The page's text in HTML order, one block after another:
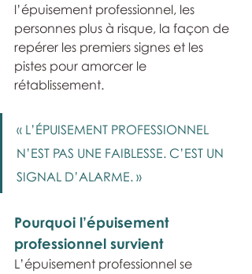
l’épuisement professionnel, les
personnes plus à risque, la façon de
repérer les premiers signes et les
pistes pour amorcer le
rétablissement.
« L’ÉPUISEMENT PROFESSIONNEL
N’EST PAS UNE FAIBLESSE. C’EST UN
SIGNAL D’ALARME. »
Pourquoi l’épuisement
professionnel survient
L’épuisement professionnel se